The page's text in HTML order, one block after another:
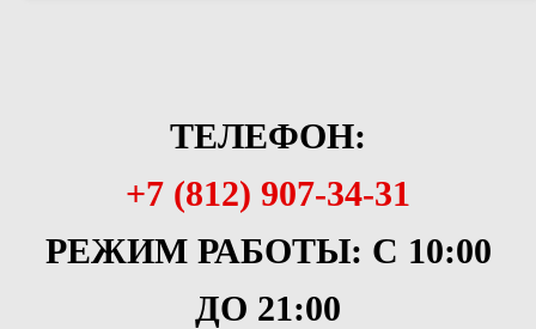
ТЕЛЕФОН:
+7 (812) 907-34-31
РЕЖИМ РАБОТЫ: С 10:00
ДО 21:00